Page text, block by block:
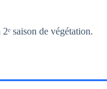
saison de végétation.